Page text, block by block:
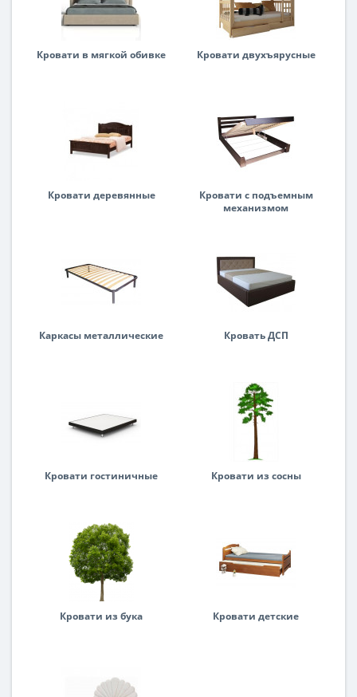
Кровати в мягкой обивке Кровати двухъярусные
Кровати деревянные
Кровати с подъемным
механизмом
Каркасы металлические Кровать ДСП
Кровати гостиничные Кровати из сосны
Кровати из бука Кровати детские